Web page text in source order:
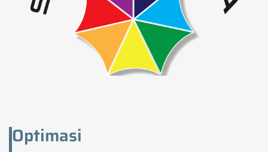
Optimasi